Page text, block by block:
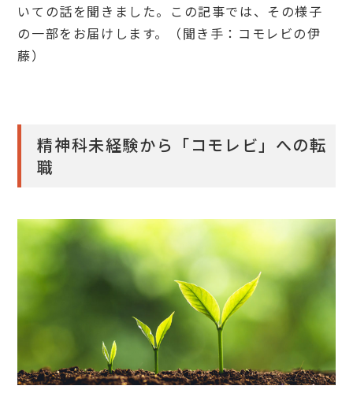
いての話を聞きました。この記事では、その様子
の一部をお届けします。（聞き手：コモレビの伊
藤）
精神科未経験から「コモレビ」への転
職